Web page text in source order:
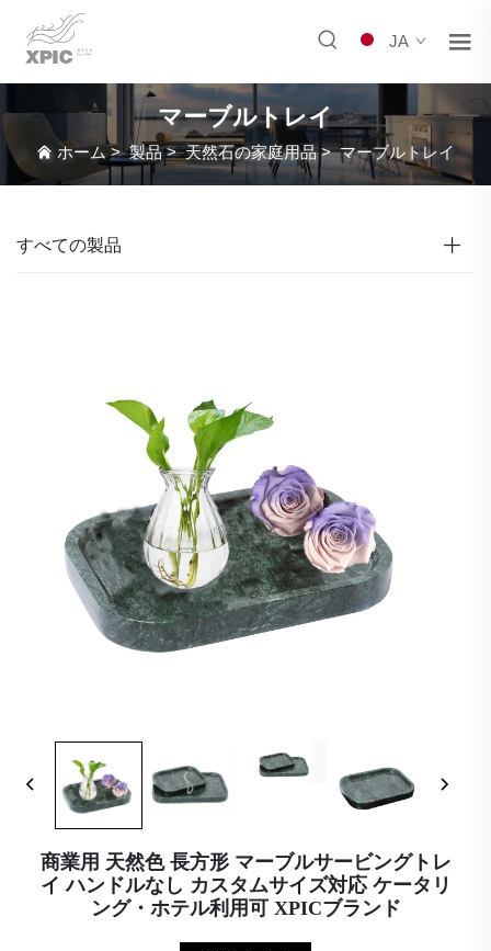
JA
マーブルトレイ
ホーム>製品>天然石の家庭用品>マーブルトレイ
すべての製品
商業用 天然色 長方形 マーブルサービングトレ
イ ハンドルなし カスタムサイズ対応 ケータリ
ング・ホテル利用可 XPICブランド